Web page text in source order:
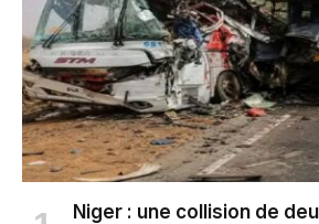
Niger : une collision de